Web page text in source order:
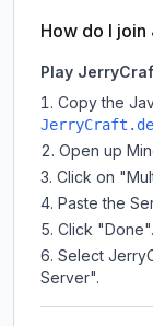
How do I
Play
Copy the
JerryCraft.de
Open up
Click on
Paste the
Click "Done".
Select
Server".